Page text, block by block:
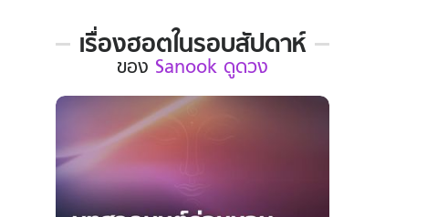
WeTV
เรื่องฮอตในรอบสัปดาห์
เรื่อง
ใน
รอบ
ของ
Sanook
ดูด
ของ Sanook ดูดวง